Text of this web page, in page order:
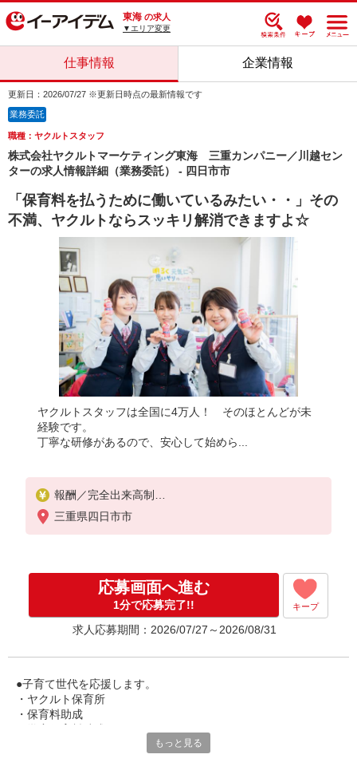
東海 の求人
▼エリア変更
仕事情報 企業情報
更新日：2026/07/27 ※更新日時点の最新情報です
業務委託
職種：ヤクルトスタッフ
株式会社ヤクルトマーケティング東海 三重カンパニー／川越セン
ターの求人情報詳細（業務委託） - 四日市市
「保育料を払うために働いているみたい・・」その
不満、ヤクルトならスッキリ解消できますよ☆
ヤクルトスタッフは全国に4万人！ そのほとんどが未
経験です。
丁寧な研修があるので、安心して始めら...
報酬／完全出来高制
働ける時間や環境に合わせて最大限に考慮します。
初めての方・少しでも不安のある方、お気軽にお問
※収入補償期間／6ヶ月間
※研修費用手当支給21,000円（10日間10:00〜12：0
◆商品買取りなし！働いた分はしっかり稼げます◎
収入保障期間：6か月
三重県四日市市
応募画面へ進む
1分で応募完了!! キープ
求人応募期間：2026/07/27～2026/08/31
●子育て世代を応援します。
・ヤクルト保育所
・保育料助成
もっと見る